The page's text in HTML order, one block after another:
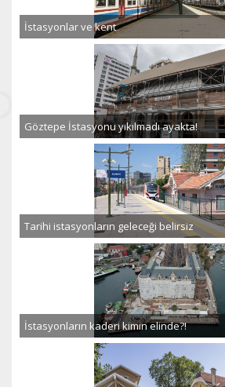
İstasyonlar ve kent
Göztepe İstasyonu yıkılmadı ayakta!
Tarihi istasyonların geleceği belirsiz
İstasyonların kaderi kimin elinde?!